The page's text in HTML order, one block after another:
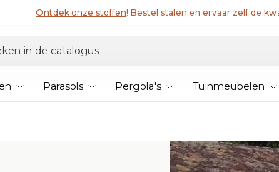
Ontdek Lyra T6, de nieuwe bioklimatische pergola
Parasols Pergola's Tuinmeubelen